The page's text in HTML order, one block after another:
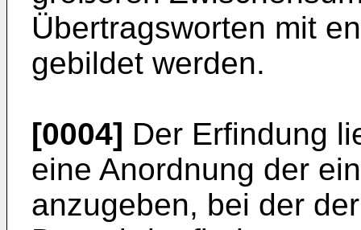
Übertragsworten mit
gebildet werden.
[0004] Der Erfindung
eine Anordnung der
anzugeben, bei der